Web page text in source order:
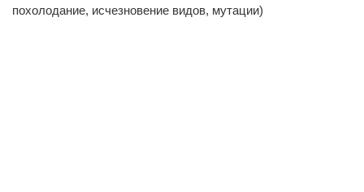
похолодание, исчезновение видов, мутации)